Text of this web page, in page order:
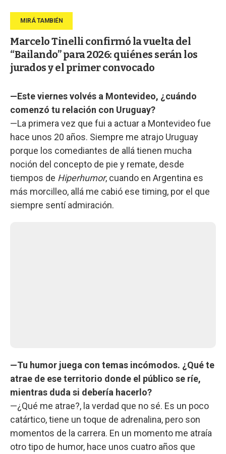
Marcelo Tinelli confirmó la vuelta del
“Bailando” para 2026: quiénes serán los
jurados y el primer convocado
—Este viernes volvés a Montevideo, ¿cuándo
comenzó tu relación con Uruguay?
—La primera vez que fui a actuar a Montevideo fue
hace unos 20 años. Siempre me atrajo Uruguay
porque los comediantes de allá tienen mucha
noción del concepto de pie y remate, desde
tiempos de Hiperhumor, cuando en Argentina es
más morcilleo, allá me cabió ese timing, por el que
siempre sentí admiración.
—Tu humor juega con temas incómodos. ¿Qué te
atrae de ese territorio donde el público se ríe,
mientras duda si debería hacerlo?
—¿Qué me atrae?, la verdad que no sé. Es un poco
catártico, tiene un toque de adrenalina, pero son
momentos de la carrera. En un momento me atraía
otro tipo de humor, hace unos cuatro años que